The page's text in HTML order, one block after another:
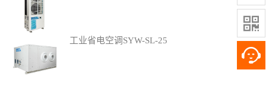
工业省电空调SYW-SL-25
